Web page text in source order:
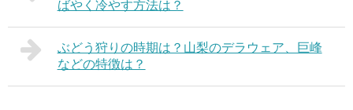
ばやく冷やす方法は？
ぶどう狩りの時期は？山梨のデラウェア、巨峰
などの特徴は？